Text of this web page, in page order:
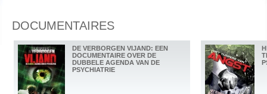
DOCUMENTAIRES
DE VERBORGEN VIJAND: EEN
DOCUMENTAIRE OVER DE
DUBBELE AGENDA VAN DE
PSYCHIATRIE